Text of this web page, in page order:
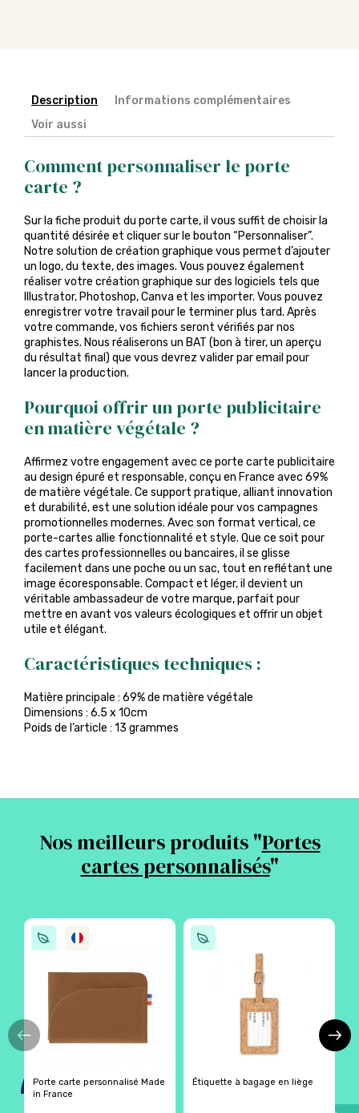
Description
Informations complémentaires
Voir aussi
Comment personnaliser le porte
carte ?
Sur la fiche produit du porte carte, il vous suffit de choisir la
quantité désirée et cliquer sur le bouton “Personnaliser”.
Notre solution de création graphique vous permet d’ajouter
un logo, du texte, des images. Vous pouvez également
réaliser votre création graphique sur des logiciels tels que
Illustrator, Photoshop, Canva et les importer. Vous pouvez
enregistrer votre travail pour le terminer plus tard. Après
votre commande, vos fichiers seront vérifiés par nos
graphistes. Nous réaliserons un BAT (bon à tirer, un aperçu
du résultat final) que vous devrez valider par email pour
lancer la production.
Pourquoi offrir un porte publicitaire
en matière végétale ?
Affirmez votre engagement avec ce porte carte publicitaire
au design épuré et responsable, conçu en France avec 69%
de matière végétale. Ce support pratique, alliant innovation
et durabilité, est une solution idéale pour vos campagnes
promotionnelles modernes. Avec son format vertical, ce
porte-cartes allie fonctionnalité et style. Que ce soit pour
des cartes professionnelles ou bancaires, il se glisse
facilement dans une poche ou un sac, tout en reflétant une
image écoresponsable. Compact et léger, il devient un
véritable ambassadeur de votre marque, parfait pour
mettre en avant vos valeurs écologiques et offrir un objet
utile et élégant.
Caractéristiques techniques :
Matière principale : 69% de matière végétale
Dimensions : 6.5 x 10cm
Poids de l’article : 13 grammes
Nos meilleurs produits "Portes
cartes personnalisés"
Porte carte personnalisé Made
in France
Étiquette à bagage en liège